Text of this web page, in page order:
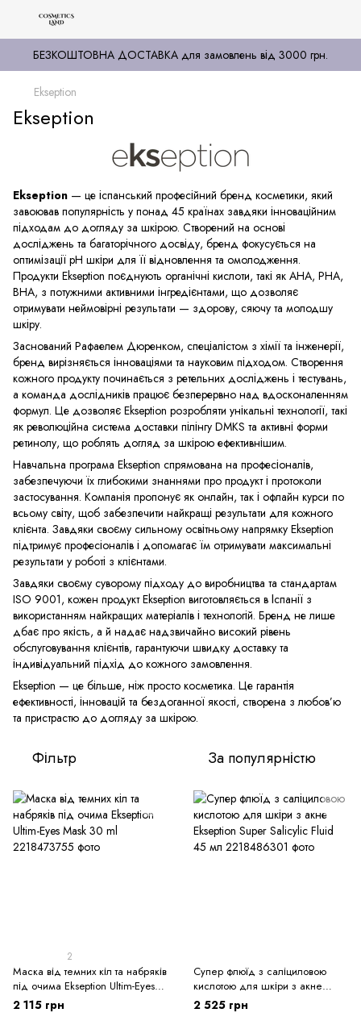
БЕЗКОШТОВНА ДОСТАВКА для замовлень від 3000 грн.
Ekseption
Ekseption
Ekseption — це іспанський професійний бренд косметики, який
завоював популярність у понад 45 країнах завдяки інноваційним
підходам до догляду за шкірою. Створений на основі
досліджень та багаторічного досвіду, бренд фокусується на
оптимізації рН шкіри для її відновлення та омолодження.
Продукти Ekseption поєднують органічні кислоти, такі як AHA, PHA,
BHA, з потужними активними інгредієнтами, що дозволяє
отримувати неймовірні результати — здорову, сяючу та молодшу
шкіру.
Заснований Рафаелем Дюренком, спеціалістом з хімії та інженерії,
бренд вирізняється інноваціями та науковим підходом. Створення
кожного продукту починається з ретельних досліджень і тестувань,
а команда дослідників працює безперервно над вдосконаленням
формул. Це дозволяє Ekseption розробляти унікальні технології, такі
як революційна система доставки пілінгу DMKS та активні форми
ретинолу, що роблять догляд за шкірою ефективнішим.
Навчальна програма Ekseption спрямована на професіоналів,
забезпечуючи їх глибокими знаннями про продукт і протоколи
застосування. Компанія пропонує як онлайн, так і офлайн курси по
всьому світу, щоб забезпечити найкращі результати для кожного
клієнта. Завдяки своєму сильному освітньому напрямку Ekseption
підтримує професіоналів і допомагає їм отримувати максимальні
результати у роботі з клієнтами.
Завдяки своєму суворому підходу до виробництва та стандартам
ISO 9001, кожен продукт Ekseption виготовляється в Іспанії з
використанням найкращих матеріалів і технологій. Бренд не лише
дбає про якість, а й надає надзвичайно високий рівень
обслуговування клієнтів, гарантуючи швидку доставку та
індивідуальний підхід до кожного замовлення.
Ekseption — це більше, ніж просто косметика. Це гарантія
ефективності, інновацій та бездоганної якості, створена з любов’ю
та пристрастю до догляду за шкірою.
Фільтр За популярністю
2
Маска від темних кіл та набряків
під очима Ekseption Ultim-Eyes
Mask 30 ml
2 115 грн
Супер флюїд з саліциловою
кислотою для шкіри з акне
Ekseption Super Salicylic Fluid 45
2 525 грн